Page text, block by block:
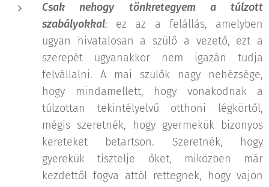
Csak nehogy tönkretegyem a túlzott
szabályokkal: ez az a felállás, amelyben
ugyan hivatalosan a szülő a vezető, ezt a
szerepét ugyanakkor nem igazán tudja
felvállalni. A mai szülők nagy nehézsége,
hogy mindamellett, hogy vonakodnak a
túlzottan tekintélyelvű otthoni légkörtől,
mégis szeretnék, hogy gyermekük bizonyos
kereteket betartson. Szeretnék, hogy
gyerekük tisztelje őket, miközben már
kezdettől fogva attól rettegnek, hogy vajon